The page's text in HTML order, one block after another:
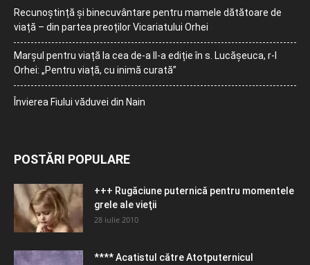
Recunoștință și binecuvântare pentru mamele dătătoare de
viață – din partea preoților Vicariatului Orhei
Marșul pentru viață la cea de-a II-a ediție în s. Lucășeuca, r-l
Orhei: „Pentru viață, cu inimă curată”
Învierea Fiului văduvei din Nain
POSTĂRI POPULARE
+++ Rugăciune puternică pentru momentele
grele ale vieţii
28 iulie 2010
**** Acatistul către Atotputernicul